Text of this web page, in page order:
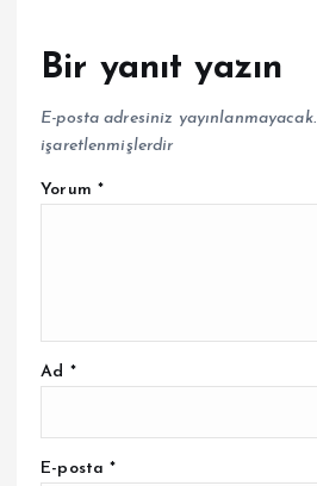
Bir yanıt yazın
E-posta adresiniz yayınlanmayacak.
işaretlenmişlerdir
Yorum *
Ad *
E-posta*